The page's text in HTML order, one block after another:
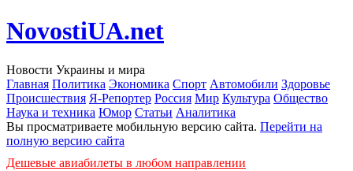
NovostiUA.net
Новости Украины и мира
Главная Политика Экономика Спорт Автомобили Здоровье
Происшествия Я-Репортер Россия Мир Культура Общество
Наука и техника Юмор Статьи Аналитика
Вы просматриваете мобильную версию сайта. Перейти на
полную версию сайта
Дешевые авиабилеты в любом направлении